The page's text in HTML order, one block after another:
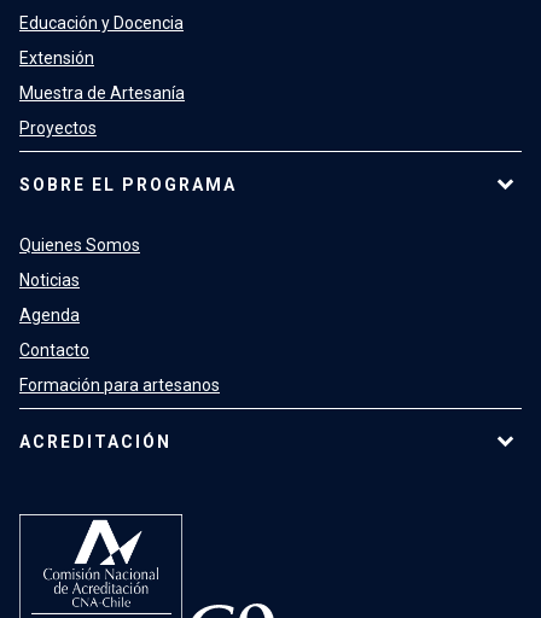
Educación y Docencia
Extensión
Muestra de Artesanía
Proyectos
SOBRE EL PROGRAMA
Quienes Somos
Noticias
Agenda
Contacto
Formación para artesanos
ACREDITACIÓN